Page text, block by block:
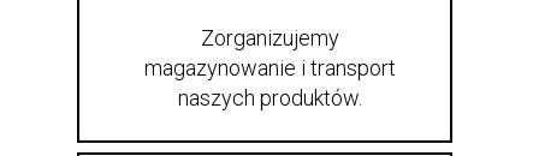
Zorganizujemy
magazynowanie i transport
naszych produktów.